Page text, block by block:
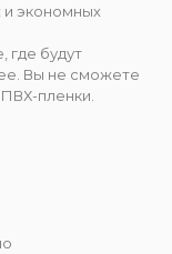
и экономных
где будут
Вы не сможете
пленки.